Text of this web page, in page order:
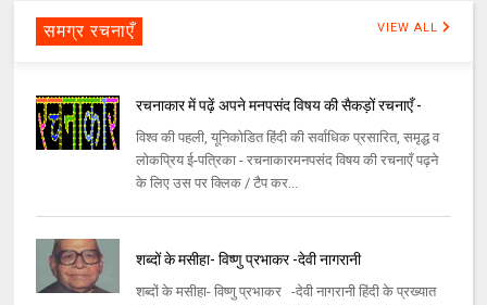
समग्र रचनाएँ VIEW ALL
रचनाकार में पढ़ें अपने मनपसंद विषय की सैकड़ों रचनाएँ -
विश्व की पहली, यूनिकोडित हिंदी की सर्वाधिक प्रसारित, समृद्ध व
लोकप्रिय ई-पत्रिका - रचनाकारमनपसंद विषय की रचनाएँ पढ़ने
के लिए उस पर क्लिक / टैप कर...
शब्दों के मसीहा- विष्णु प्रभाकर -देवी नागरानी
शब्दों के मसीहा- विष्णु प्रभाकर -देवी नागरानी हिंदी के प्रख्यात